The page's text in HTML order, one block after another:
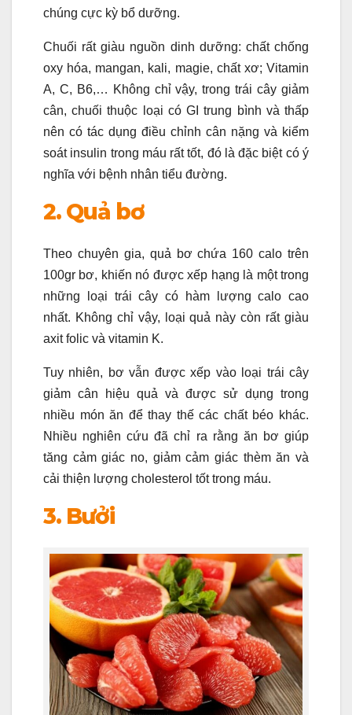
chúng cực kỳ bổ dưỡng.
Chuối rất giàu nguồn dinh dưỡng: chất chống
oxy hóa, mangan, kali, magie, chất xơ; Vitamin
A, C, B6,… Không chỉ vậy, trong trái cây giảm
cân, chuối thuộc loại có GI trung bình và thấp
nên có tác dụng điều chỉnh cân nặng và kiểm
soát insulin trong máu rất tốt, đó là đặc biệt có ý
nghĩa với bệnh nhân tiểu đường.
2. Quả bơ
Theo chuyên gia, quả bơ chứa 160 calo trên
100gr bơ, khiến nó được xếp hạng là một trong
những loại trái cây có hàm lượng calo cao
nhất. Không chỉ vậy, loại quả này còn rất giàu
axit folic và vitamin K.
Tuy nhiên, bơ vẫn được xếp vào loại trái cây
giảm cân hiệu quả và được sử dụng trong
nhiều món ăn để thay thế các chất béo khác.
Nhiều nghiên cứu đã chỉ ra rằng ăn bơ giúp
tăng cảm giác no, giảm cảm giác thèm ăn và
cải thiện lượng cholesterol tốt trong máu.
3. Bưởi